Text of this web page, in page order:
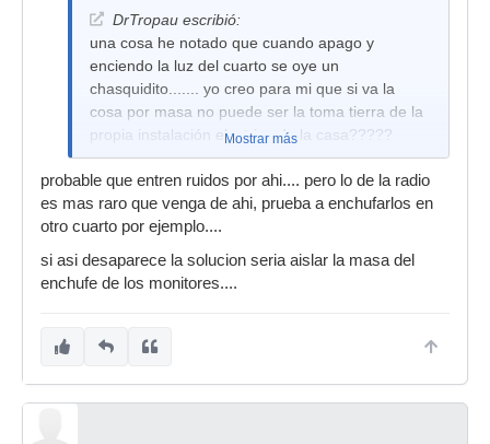
DrTropau escribió:
una cosa he notado que cuando apago y
enciendo la luz del cuarto se oye un
chasquidito....... yo creo para mi que si va la
cosa por masa no puede ser la toma tierra de la
propia instalación electrica de la casa?????
Mostrar más
probable que entren ruidos por ahi.... pero lo de la radio
es mas raro que venga de ahi, prueba a enchufarlos en
otro cuarto por ejemplo....
si asi desaparece la solucion seria aislar la masa del
enchufe de los monitores....